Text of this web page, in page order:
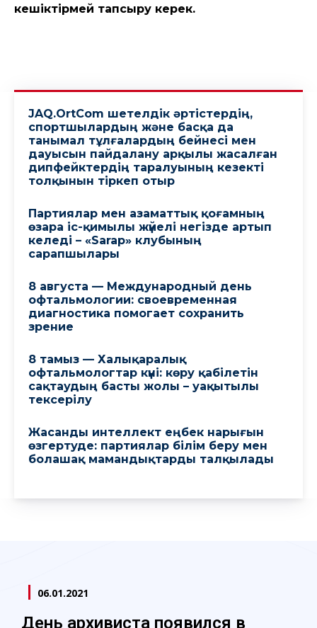
кешіктірмей тапсыру керек.
JAQ.OrtCom шетелдік әртістердің,
спортшылардың және басқа да
танымал тұлғалардың бейнесі мен
дауысын пайдалану арқылы жасалған
дипфейктердің таралуының кезекті
толқынын тіркеп отыр
Партиялар мен азаматтық қоғамның
өзара іс-қимылы жүйелі негізде артып
келеді – «Sarap» клубының
сарапшылары
8 августа — Международный день
офтальмологии: своевременная
диагностика помогает сохранить
зрение
8 тамыз — Халықаралық
офтальмологтар күні: көру қабілетін
сақтаудың басты жолы – уақытылы
тексерілу
Жасанды интеллект еңбек нарығын
өзгертуде: партиялар білім беру мен
болашақ мамандықтарды талқылады